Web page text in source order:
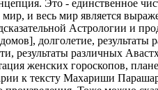
Это -
и весь мир является
Астрологии и
долголетие,
результаты различных
женских гороскопов,
к тексту Махариши